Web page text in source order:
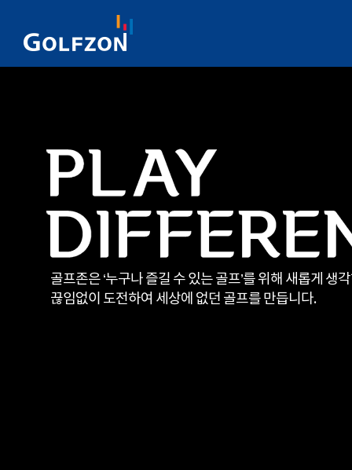
골프존은 ‘누구나 즐길 수 있는 골프’를 위해 새롭게 생
끊임없이 도전하여 세상에 없던 골프를 만듭니다.